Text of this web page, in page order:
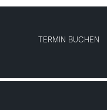
TERMIN BUCHEN